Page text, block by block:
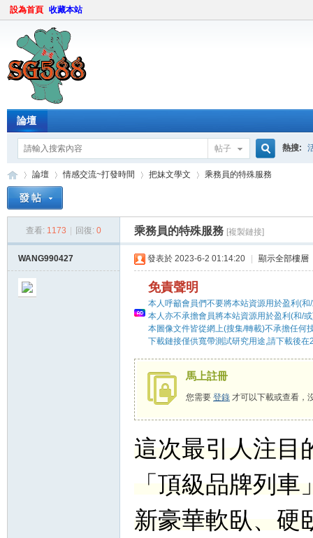
設為首頁 收藏本站
論壇
帖子
搜
索
熱搜:
論壇
›
情感交流~打發時間
›
把妹文學文
›
乘務員的特殊服務
查看: 1173 回復: 0 乘務員的特殊服務 [複製鏈接]
WANG990427 發表於 2023-6-2 01:14:20 顯示全部樓層
免責聲明
本人呼籲會員們不要將本站資源用於盈利(和
本人亦不承擔會員將本站資源用於盈利(和/
本圖像文件皆從網上(搜集/轉載)不承擔任何
下載鏈接僅供寬帶測試研究用途,請下載後
馬上註冊
您需要 登錄 才可以下載或查看，
這次最引人注目
「頂級品牌列
新豪華軟臥、硬